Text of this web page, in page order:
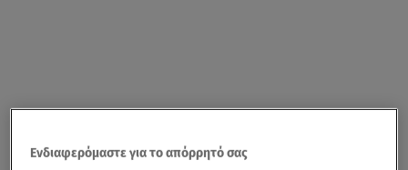
Ενδιαφερόμαστε για το απόρρητό σας